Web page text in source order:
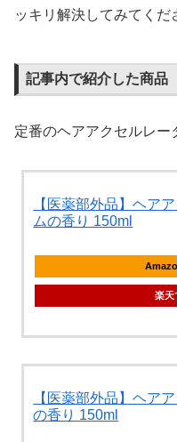
ッキリ解決してみてくだ
記事内で紹介した商品
定番のヘアアクセルレー
【医薬部外品】ヘア
ムの香り 150ml
楽天
【医薬部外品】ヘア
の香り 150ml